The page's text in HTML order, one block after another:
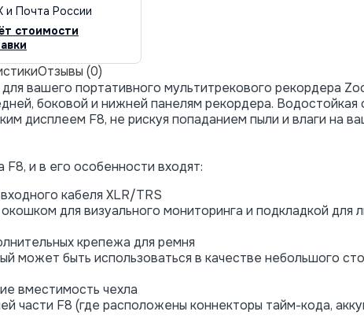
и Почта России
стоимости
Отзывы (0)
вашего портативного мультитрекового рекордера
боковой и нижней панелям рекордера. Водостойкая
дисплеем F8, не рискуя попаданием пыли и влаги на
и в его особенности входят:
кабеля XLR/TRS
для визуального мониторинга и подкладкой для
крепежа для ремня
может быть использоваться в качестве небольшого
вместимость чехла
части F8 (где расположены коннекторы тайм-кода,